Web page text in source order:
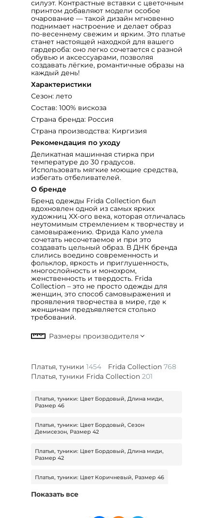
силуэт. Контрастные вставки с цветочным
принтом добавляют модели особое
очарование — такой дизайн мгновенно
поднимает настроение и делает образ
по‑весеннему свежим и ярким. Это платье
станет настоящей находкой для вашего
гардероба: оно легко сочетается с разной
обувью и аксессуарами, позволяя
создавать лёгкие, романтичные образы на
каждый день!
Характеристики
Сезон: лето
Состав: 100% вискоза
Страна бренда: Россия
Страна производства: Киргизия
Рекомендация по уходу
Деликатная машинная стирка при
температуре до 30 градусов.
Использовать мягкие моющие средства,
избегать отбеливателей.
О бренде
Бренд одежды Frida Collection был
вдохновлен одной из самых ярких
художниц XX-ого века, которая отличалась
неутомимым стремлением к творчеству и
самовыражению. Фрида Кало умела
сочетать несочетаемое и при это
создавать цельный образ. В ДНК бренда
слились воедино современность и
фольклор, яркость и приглушенность,
многослойность и монохром,
женственность и твердость. Frida
Collection – это не просто одежды для
женщин, это способ самовыражения и
проявления творчества в мире, где к
женщинам предъявляется столько
требований.
Платья, туники 1454 Frida Collection 768
Платья, туники Frida Collection 201
Платья, туники: Цвет Бордовый, Длина миди,
Размер 46
Платья, туники: Цвет Бордовый, Сезон
Демисезон, Размер 42
Платья, туники: Цвет Бордовый, Длина миди,
Размер 42
Платья, туники: Цвет Коричневый, Размер 46
Платья, туники: Цвет Синий, Длина макси, Размер
Показать все